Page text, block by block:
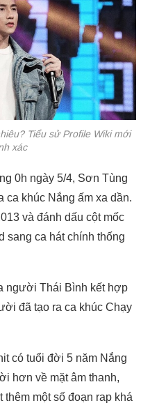
Tiểu sử Profile Wiki mới
xác
0h ngày 5/4, Sơn Tùng
ca khúc Nắng ấm xa dần.
và đánh dấu cột mốc
sang ca hát chính thống
người Thái Bình kết hợp
đã tạo ra ca khúc Chạy
có tuổi đời 5 năm Nắng
hơn về mặt âm thanh,
một số đoạn rap khá